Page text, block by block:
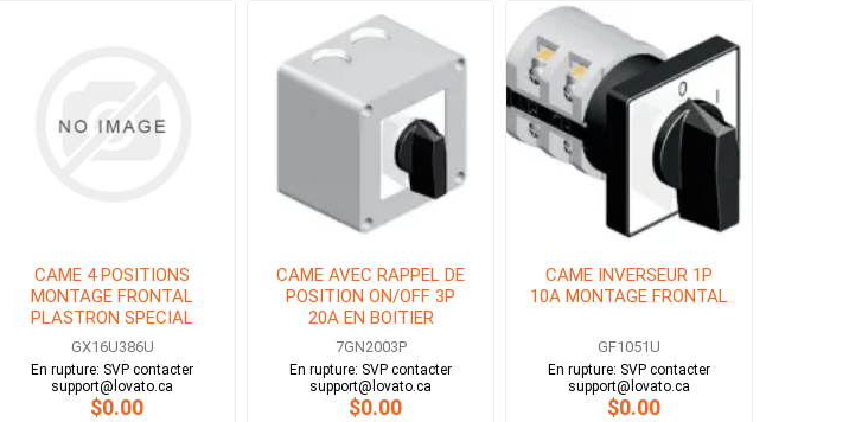
CAME 4 POSITIONS
MONTAGE FRONTAL
PLASTRON SPECIAL
GX16U386U
En rupture: SVP contacter
support@lovato.ca
$0.00
CAME AVEC RAPPEL DE
POSITION ON/OFF 3P
20A EN BOITIER
7GN2003P
En rupture: SVP contacter
support@lovato.ca
$0.00
CAME INVERSEUR 1P
10A MONTAGE FRONTAL
GF1051U
En rupture: SVP contacter
support@lovato.ca
$0.00